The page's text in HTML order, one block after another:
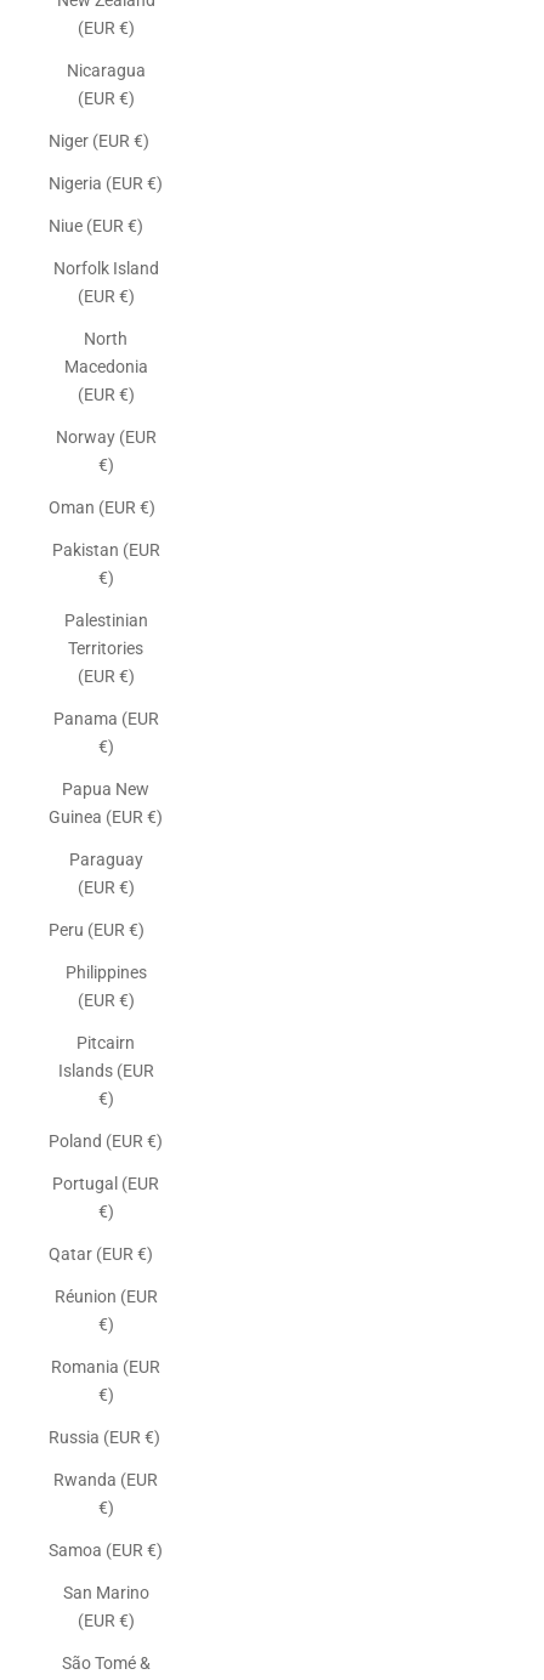
(EUR €)
Nicaragua
(EUR €)
Niger (EUR €)
Nigeria (EUR €)
Niue (EUR €)
Norfolk Island
(EUR €)
North
Macedonia
(EUR €)
Norway (EUR
€)
Oman (EUR €)
Pakistan (EUR
€)
Palestinian
Territories
(EUR €)
Panama (EUR
€)
Papua New
Guinea (EUR €)
Paraguay
(EUR €)
Peru (EUR €)
Philippines
(EUR €)
Pitcairn
Islands (EUR
€)
Poland (EUR €)
Portugal (EUR
€)
Qatar (EUR €)
Réunion (EUR
€)
Romania (EUR
€)
Russia (EUR €)
Rwanda (EUR
€)
Samoa (EUR €)
San Marino
(EUR €)
São Tomé &